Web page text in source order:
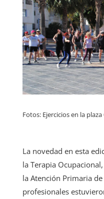
Fotos: Ejercicios en la plaza
La novedad en esta
la Terapia
la Atención Primaria
profesionales